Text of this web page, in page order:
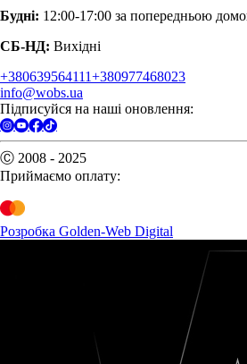
Будні: 12:00-17:00 за попередньою
СБ-НД: Вихідні
+380639564111+380977468023
info@wobs.ua
Підписуйся на наші оновлення:
Ⓒ 2008 - 2025
Приймаємо оплату:
Розробка Golden-Web Digital